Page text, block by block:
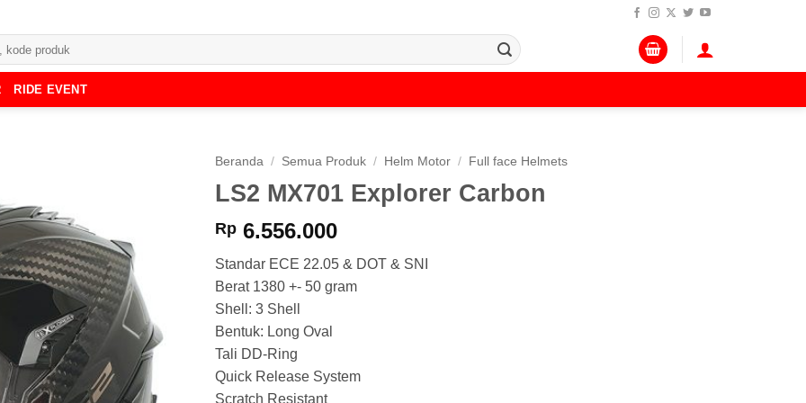
RIDE EVENT
Beranda / Semua Produk / Helm Motor / Full face Helmets
LS2 MX701 Explorer Carbon
Rp 6.556.000
Standar ECE 22.05 & DOT & SNI
Berat 1380 +- 50 gram
Shell: 3 Shell
Bentuk: Long Oval
Tali DD-Ring
Quick Release System
Scratch Resistant